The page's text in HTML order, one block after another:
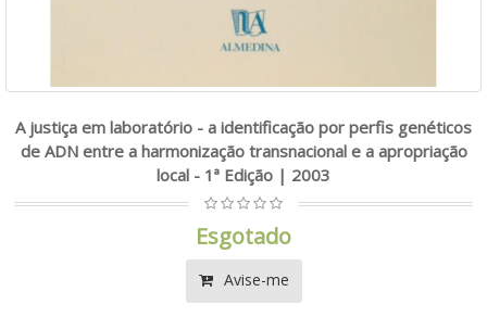
A justiça em laboratório - a identificação por perfis genéticos
de ADN entre a harmonização transnacional e a apropriação
local - 1ª Edição | 2003
Esgotado
Avise-me